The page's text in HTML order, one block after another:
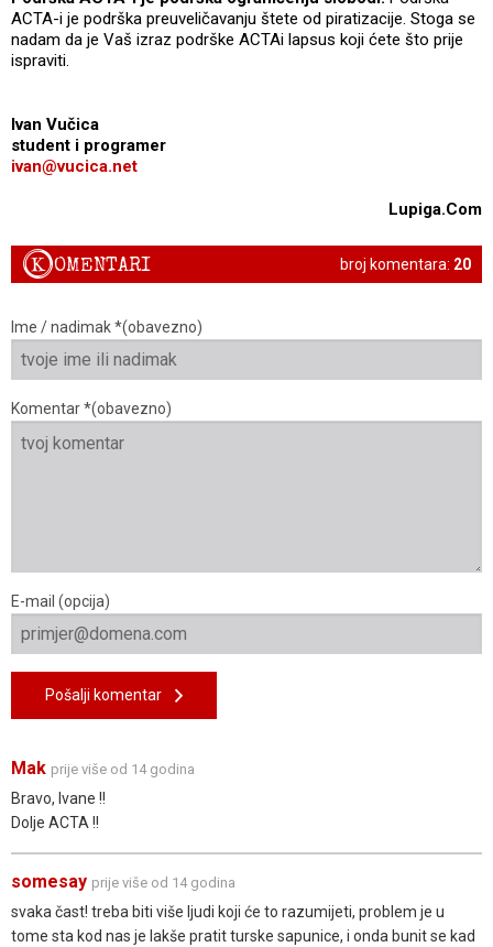
ACTA-i je podrška preuveličavanju štete od piratizacije. Stoga se
nadam da je Vaš izraz podrške ACTAi lapsus koji ćete što prije
ispraviti.
Ivan Vučica
student i programer
ivan@vucica.net
Lupiga.Com
broj komentara: 20
KOMENTARI
Ime / nadimak *(obavezno)
Komentar *(obavezno)
E-mail (opcija)
Pošalji komentar
Mak prije više od 14 godina
Bravo, Ivane !!
Dolje ACTA !!
somesay prije više od 14 godina
svaka čast! treba biti više ljudi koji će to razumijeti, problem je u
tome sta kod nas je lakše pratit turske sapunice, i onda bunit se kad